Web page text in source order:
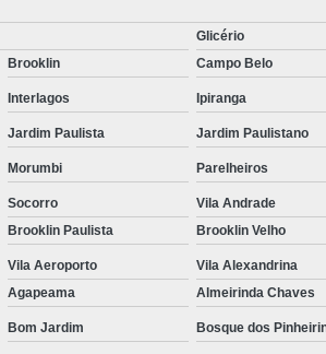
Glicério
Brooklin Campo Belo
Interlagos Ipiranga
Jardim Paulista Jardim Paulistano
Morumbi Parelheiros
Socorro Vila Andrade
Brooklin Paulista Brooklin Velho
Vila Aeroporto Vila Alexandrina
Agapeama Almeirinda Chaves
Bom Jardim Bosque dos